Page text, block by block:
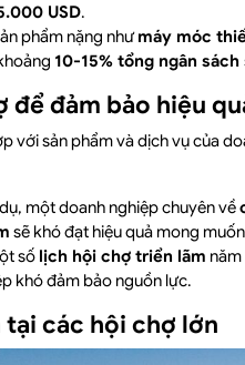
USD.
phẩm nặng nhưmáy móc
10-15% tổng ngân sách
để đảm bảo hiệu
với sản phẩm và dịch vụ của
một doanh nghiệp chuyên về
sẽ khó đạt hiệu quả mong
số lịch hội chợ triển lãm năm
khó đảm bảo nguồn lực.
các hội chợ lớn